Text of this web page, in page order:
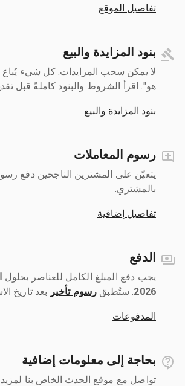
تفاصيل الموقع
بنود المزايدة والبيع
لا يمكن سحب المزايدات. كل شيء يُباع
هو". اقرأ الشروط والبنود كاملةً قبل
بنود المزايدة والبيع
رسوم المعاملات
يتعيّن على المشترين الناجحين دفع
بالمشتري.
تفاصيل إضافية
الدفع
يجب دفع المبلغ الكامل للعناصر بحلول ‎
2026
رسوم تأخير بعد تاريخ
المدفوعات
بحاجة إلى معلومات إضافية
تواصل مع موقع الحدث الخاص بنا